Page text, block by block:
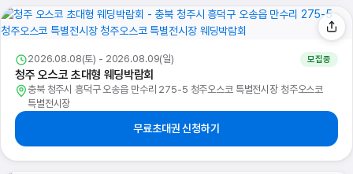
2026.08.08(토) - 2026.08.09(일) 모집중
청주 오스코 초대형 웨딩박람회
충북 청주시 흥덕구 오송읍 만수리 275-5 청주오스코 특별전시장 청주오스코
특별전시장
무료초대권 신청하기